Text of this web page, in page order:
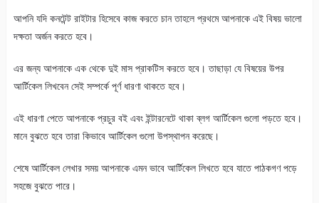
আপনি যদি কনটেন্ট রাইটার হিসেবে কাজ করতে চান তাহলে প্রথমে আপনাকে এই বিষয় ভালো
দক্ষতা অর্জন করতে হবে।
এর জন্য আপনাকে এক থেকে দুই মাস প্রাকটিস করতে হবে। তাছাড়া যে বিষয়ের উপর
আর্টিকেল লিখবেন সেই সম্পর্কে পূর্ণ ধারণা থাকতে হবে।
এই ধারণা পেতে আপনাকে প্রচুর বই এবং ইন্টারনেটে থাকা ব্লগ আর্টিকেল গুলো পড়তে হবে।
মানে বুঝতে হবে তারা কিভাবে আর্টিকেল গুলো উপস্থাপন করেছে।
শেষে আর্টিকেল লেখার সময় আপনাকে এমন ভাবে আর্টিকেল লিখতে হবে যাতে পাঠকগণ পড়ে
সহজে বুঝতে পারে।